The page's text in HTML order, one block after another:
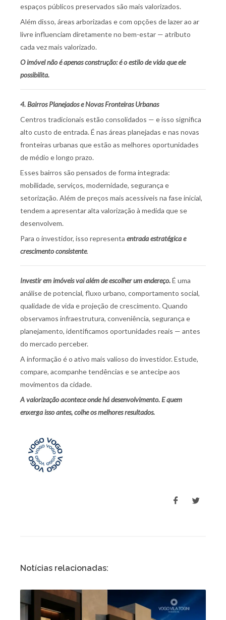
espaços públicos preservados são mais valorizados.
Além disso, áreas arborizadas e com opções de lazer ao ar
livre influenciam diretamente no bem-estar — atributo
cada vez mais valorizado.
O imóvel não é apenas construção: é o estilo de vida que ele
possibilita.
4. Bairros Planejados e Novas Fronteiras Urbanas
Centros tradicionais estão consolidados — e isso significa
alto custo de entrada. É nas áreas planejadas e nas novas
fronteiras urbanas que estão as melhores oportunidades
de médio e longo prazo.
Esses bairros são pensados de forma integrada:
mobilidade, serviços, modernidade, segurança e
setorização. Além de preços mais acessíveis na fase inicial,
tendem a apresentar alta valorização à medida que se
desenvolvem.
Para o investidor, isso representa entrada estratégica e
crescimento consistente.
Investir em imóveis vai além de escolher um endereço.É uma
análise de potencial, fluxo urbano, comportamento social,
qualidade de vida e projeção de crescimento. Quando
observamos infraestrutura, conveniência, segurança e
planejamento, identificamos oportunidades reais — antes
do mercado perceber.
A informação é o ativo mais valioso do investidor. Estude,
compare, acompanhe tendências e se antecipe aos
movimentos da cidade.
A valorização acontece onde há desenvolvimento. E quem
enxerga isso antes, colhe os melhores resultados.
Notícias relacionadas: